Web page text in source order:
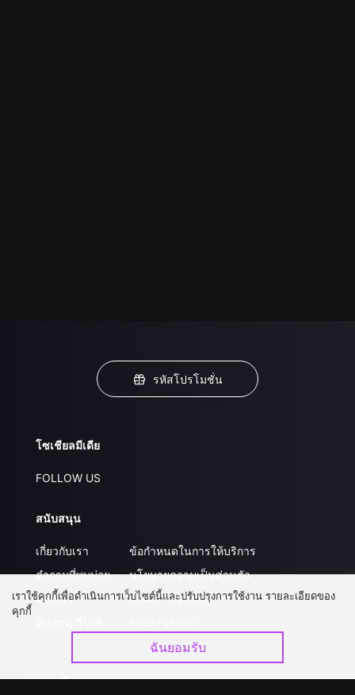
รหัสโปรโมชั่น
โซเชียลมีเดีย
FOLLOW US
สนับสนุน
เกี่ยวกับเรา
คำถามที่พบบ่อย
ติดต่อเรา
ข้อกำหนดในการให้บริการ
นโยบายความเป็นส่วนตัว
ส่งผลงานของคุณ
ดาวน์โหลดแอป
เราใช้คุกกี้เพื่อดำเนินการเว็บไซต์นี้และปรับปรุงการใช้งาน รายละเอียดของ
คุกกี้
ฉันยอมรับ